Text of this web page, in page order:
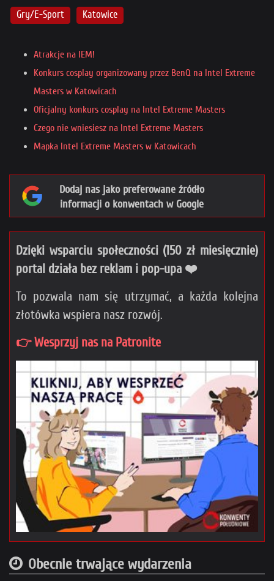
Gry/E-Sport Katowice
Atrakcje na IEM!
Konkurs cosplay organizowany przez BenQ na Intel Extreme
Masters w Katowicach
Oficjalny konkurs cosplay na Intel Extreme Masters
Czego nie wniesiesz na Intel Extreme Masters
Mapka Intel Extreme Masters w Katowicach
Dodaj nas jako preferowane źródło
informacji o konwentach w Google
Dzięki wsparciu społeczności (150 zł miesięcznie)
portal działa bez reklam i pop-upa ❤️
To pozwala nam się utrzymać, a każda kolejna
złotówka wspiera nasz rozwój.
👉 Wesprzyj nas na Patronite
Obecnie trwające wydarzenia